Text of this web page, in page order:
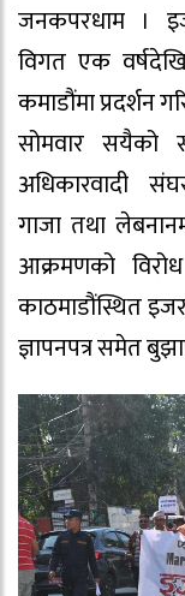
जनकपरधाम ।
विगत एक
कमाडौंमा प्रदर्शन
सोमवार सयैको
अधिकारवादी
गाजा तथा
आक्रमणको
काठमाडौंस्थित
ज्ञापनपत्र समेत